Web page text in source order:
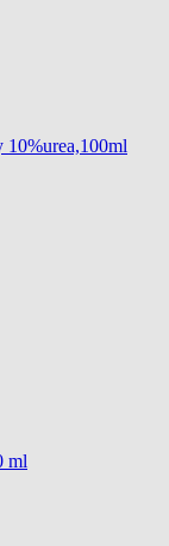
10%urea,100ml
ml